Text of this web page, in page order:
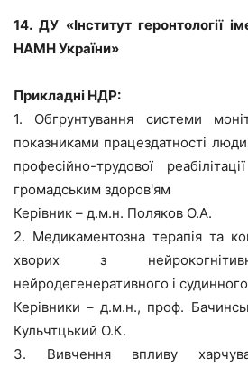
14. ДУ «Інститут геронтології
НАМН України»
Прикладні НДР:
1. Обгрунтування системи
показниками працездатності
професійно-трудової
громадським здоров'ям
Керівник – д.м.н. Поляков О.А.
2. Медикаментозна терапія та
хворих з
нейродегенеративного і
Керівники – д.м.н., проф.
Кульчтцький О.К.
3. Вивчення впливу